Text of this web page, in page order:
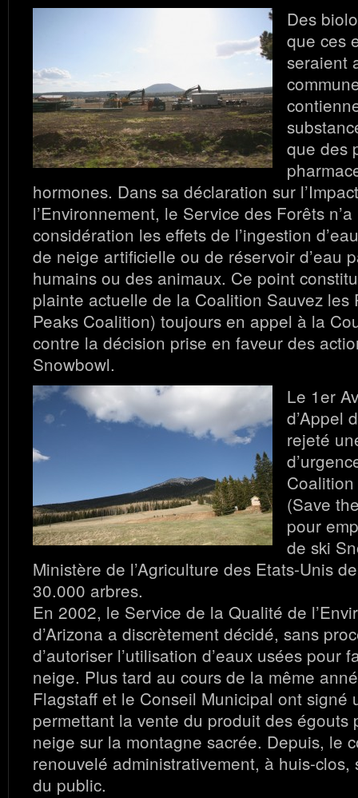
Des
que ces
seraient
que des
hormones. Dans sa déclaration sur
l’Environnement, le Service des Forêts
considération les effets de l’ingestion
de neige artificielle ou de réservoir d’eau
humains ou des animaux. Ce point
plainte actuelle de la Coalition Sauvez les
Peaks Coalition) toujours en appel à la
contre la décision prise en faveur des
Snowbowl.
Le 1er
d’Appel
rejeté
(Save
pour
de ski
Ministère de l’Agriculture des Etats-Unis
30.000 arbres.
En 2002, le Service de la Qualité de
d’Arizona a discrètement décidé, sans
d’autoriser l’utilisation d’eaux usées pour
neige. Plus tard au cours de la même
Flagstaff et le Conseil Municipal ont signé
permettant la vente du produit des égouts
neige sur la montagne sacrée. Depuis, le
renouvelé administrativement, à huis-
du public.